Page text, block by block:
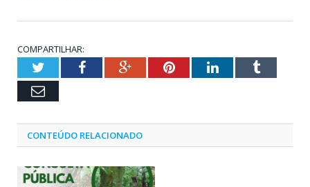
COMPARTILHAR:
TwitterFacebookGoogle+PinterestLinkedInTumblr
Email
CONTEÚDO RELACIONADO